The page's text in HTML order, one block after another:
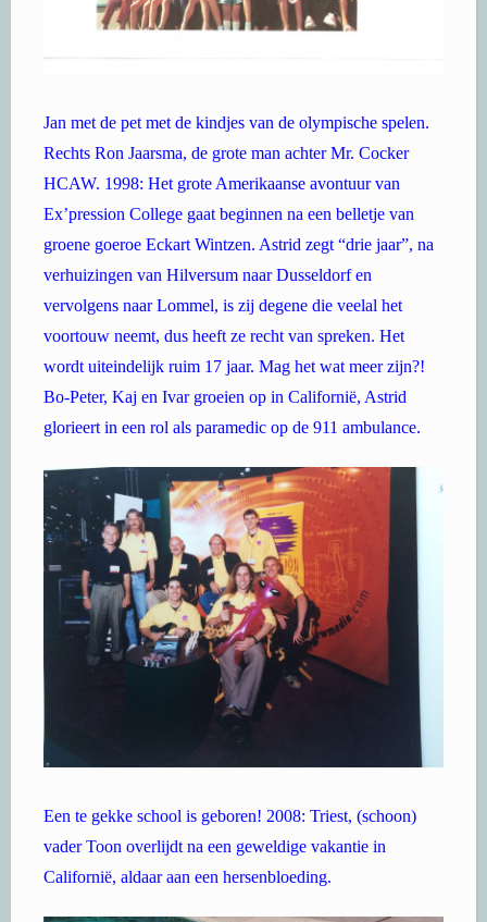
Jan met de pet met de kindjes van de olympische spelen.
Rechts Ron Jaarsma, de grote man achter Mr. Cocker
HCAW. 1998: Het grote Amerikaanse avontuur van
Ex’pression College gaat beginnen na een belletje van
groene goeroe Eckart Wintzen. Astrid zegt “drie jaar”, na
verhuizingen van Hilversum naar Dusseldorf en
vervolgens naar Lommel, is zij degene die veelal het
voortouw neemt, dus heeft ze recht van spreken. Het
wordt uiteindelijk ruim 17 jaar. Mag het wat meer zijn?!
Bo-Peter, Kaj en Ivar groeien op in Californië, Astrid
glorieert in een rol als paramedic op de 911 ambulance.
Een te gekke school is geboren! 2008: Triest, (schoon)
vader Toon overlijdt na een geweldige vakantie in
Californië, aldaar aan een hersenbloeding.